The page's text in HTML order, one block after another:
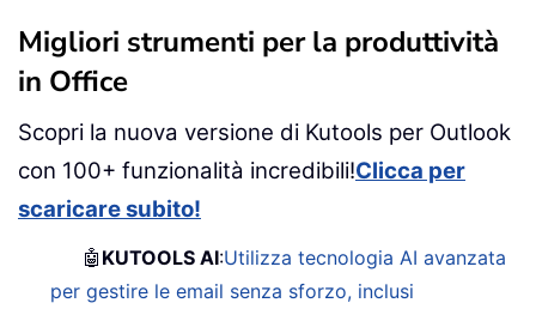
Migliori strumenti per la produttività
in Office
Scopri la nuova versione di Kutools per Outlook
con 100+ funzionalità incredibili!Clicca per
scaricare subito!
🤖 KUTOOLS AI:Utilizza tecnologia AI avanzata
per gestire le email senza sforzo, inclusi